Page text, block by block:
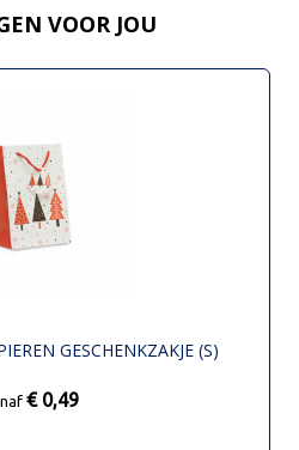
VOOR JOU
GESCHENKZAKJE (S)
€ 0,49